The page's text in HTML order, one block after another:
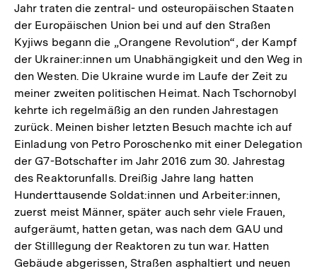
Jahr traten die zentral- und osteuropäischen Staaten
der Europäischen Union bei und auf den Straßen
Kyjiws begann die „Orangene Revolution“, der Kampf
der Ukrainer:innen um Unabhängigkeit und den Weg in
den Westen. Die Ukraine wurde im Laufe der Zeit zu
meiner zweiten politischen Heimat. Nach Tschornobyl
kehrte ich regelmäßig an den runden Jahrestagen
zurück. Meinen bisher letzten Besuch machte ich auf
Einladung von Petro Poroschenko mit einer Delegation
der G7-Botschafter im Jahr 2016 zum 30. Jahrestag
des Reaktorunfalls. Dreißig Jahre lang hatten
Hunderttausende Soldat:innen und Arbeiter:innen,
zuerst meist Männer, später auch sehr viele Frauen,
aufgeräumt, hatten getan, was nach dem GAU und
der Stilllegung der Reaktoren zu tun war. Hatten
Gebäude abgerissen, Straßen asphaltiert und neuen